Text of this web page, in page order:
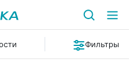
Фильтры